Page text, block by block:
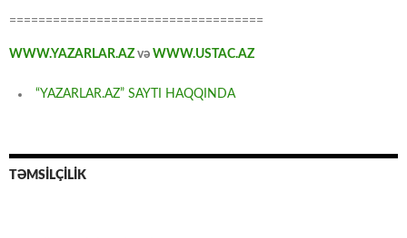
===================================
WWW.YAZARLAR.AZ və WWW.USTAC.AZ
“YAZARLAR.AZ” SAYTI HAQQINDA
TƏMSİLÇİLİK